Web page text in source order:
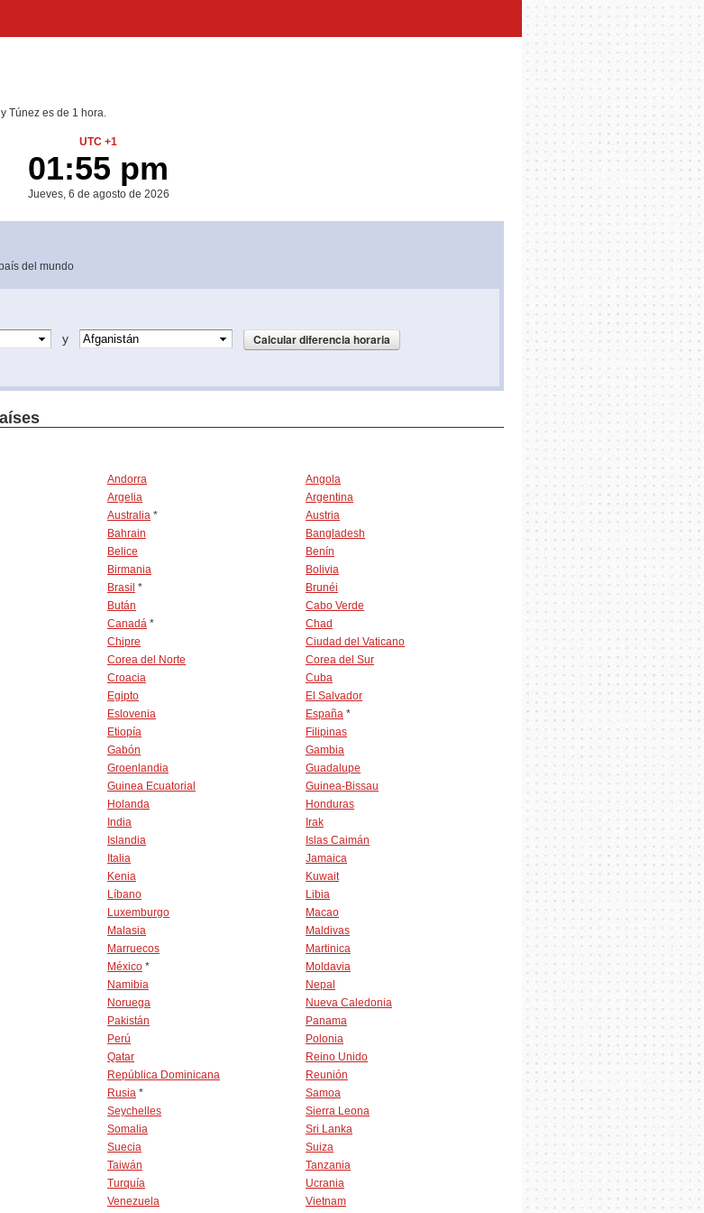
Túnez es de 1 hora.
UTC +1
01:55 pm
Jueves, 6 de agosto de 2026
del mundo
y
Andorra
Angola
Argelia
Argentina
Australia *
Austria
Bahrain
Bangladesh
Belice
Benín
Birmania
Bolivia
Brasil *
Brunéi
Bután
Cabo Verde
Canadá *
Chad
Chipre
Ciudad del Vaticano
Corea del Norte
Corea del Sur
Croacia
Cuba
Egipto
El Salvador
Eslovenia España *
Etiopía
Filipinas
Gabón
Gambia
Groenlandia
Guadalupe
Guinea Ecuatorial
Guinea-Bissau
Holanda
Honduras
India
Irak
Islandia
Islas Caimán
Italia
Jamaica
Kenia
Kuwait
Líbano
Libia
Luxemburgo
Macao
Malasia
Maldivas
Marruecos
Martinica
México *
Moldavia
Namibia
Nepal
Noruega
Nueva Caledonia
Pakistán
Panama
Perú
Polonia
Qatar
Reino Unido
República Dominicana
Reunión
Rusia *
Samoa
Seychelles
Sierra Leona
Somalia
Sri Lanka
Suecia
Suiza
Taiwán
Tanzania
Turquía
Ucrania
Venezuela Vietnam